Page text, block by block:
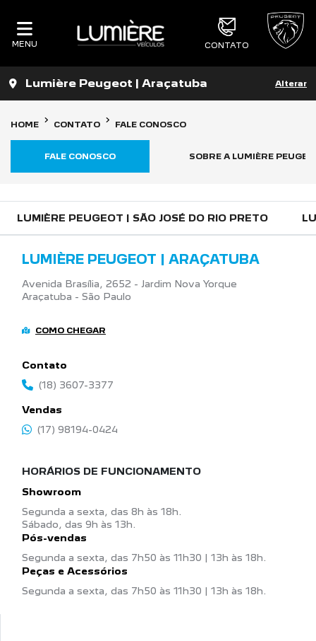
MENU CONTATO
Lumière Peugeot | Araçatuba Alterar
HOME CONTATO FALE CONOSCO
SOBRE A LUMIÈRE
FALE CONOSCO
LUMIÈRE PEUGEOT | SÃO JOSÉ DO RIO PRETO
LUMIÈRE PEUGEOT | ARAÇATUBA
Avenida Brasília, 2652 - Jardim Nova Yorque
Araçatuba - São Paulo
COMO CHEGAR
Contato
(18) 3607-3377
Vendas
(17) 98194-0424
HORÁRIOS DE FUNCIONAMENTO
Showroom
Segunda a sexta, das 8h às 18h.
Sábado, das 9h às 13h.
Pós-vendas
Segunda a sexta, das 7h50 às 11h30 | 13h às 18h.
Peças e Acessórios
Segunda a sexta, das 7h50 às 11h30 | 13h às 18h.